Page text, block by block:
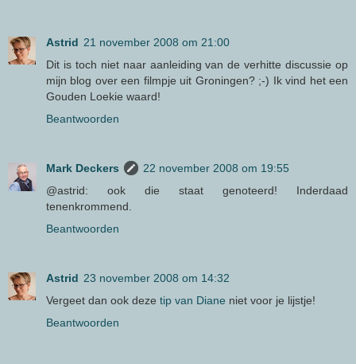
Astrid 21 november 2008 om 21:00
Dit is toch niet naar aanleiding van de verhitte discussie op
mijn blog over een filmpje uit Groningen? ;-) Ik vind het een
Gouden Loekie waard!
Beantwoorden
Mark Deckers
22 november 2008 om 19:55
@astrid: ook die staat genoteerd! Inderdaad
tenenkrommend.
Beantwoorden
Astrid 23 november 2008 om 14:32
Vergeet dan ook deze tip van Diane niet voor je lijstje!
Beantwoorden